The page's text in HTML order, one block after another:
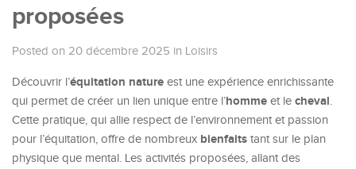
proposées
Posted on 20 décembre 2025 in Loisirs
Découvrir l’équitation nature est une expérience enrichissante
qui permet de créer un lien unique entre l’homme et le cheval.
Cette pratique, qui allie respect de l’environnement et passion
pour l’équitation, offre de nombreux bienfaits tant sur le plan
physique que mental. Les activités proposées, allant des